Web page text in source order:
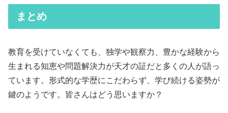
まとめ
教育を受けていなくても、独学や観察力、豊かな経験から
生まれる知恵や問題解決力が天才の証だと多くの人が語っ
ています。形式的な学歴にこだわらず、学び続ける姿勢が
鍵のようです。皆さんはどう思いますか？